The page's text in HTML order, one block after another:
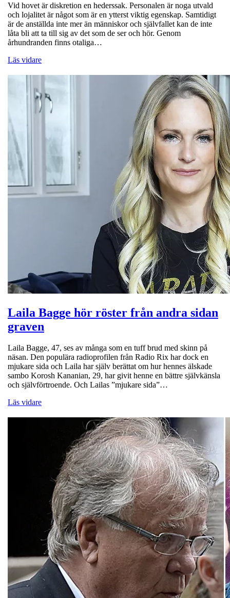
Vid hovet är diskretion en hederssak. Personalen är noga utvald
och lojalitet är något som är en ytterst viktig egenskap. Samtidigt
är de anställda inte mer än människor och självfallet kan de inte
låta bli att ta till sig av det som de ser och hör. Genom
århundranden finns otaliga…
Läs vidare
Laila Bagge hör röster från andra sidan
graven
Laila Bagge, 47, ses av många som en tuff brud med skinn på
näsan. Den populära radioprofilen från Radio Rix har dock en
mjukare sida och Laila har själv berättat om hur hennes älskade
sambo Korosh Kananian, 29, har givit henne en bättre självkänsla
och självförtroende. Och Lailas ”mjukare sida”…
Läs vidare